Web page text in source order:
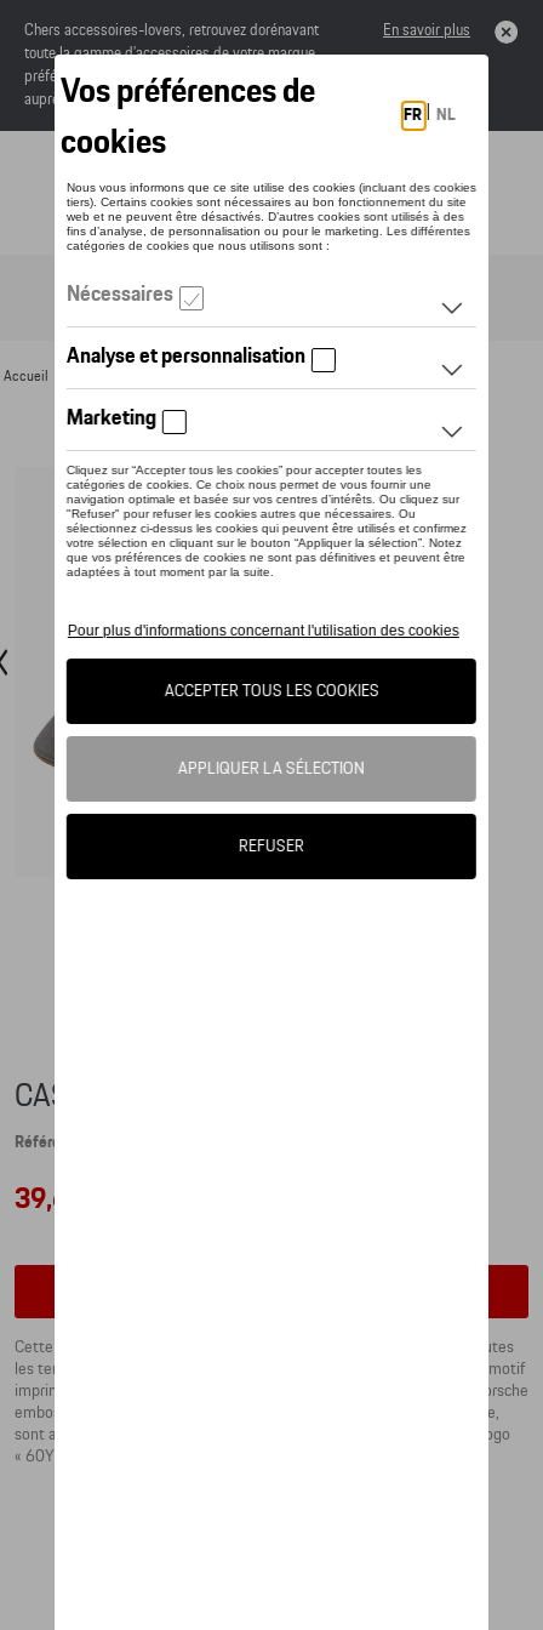
Chers accessoires-lovers, retrouvez dorénavant
toute la gamme d’accessoires de votre marque
préférée sous forme de catalogue à commander
auprès de votre concessionaire.
En savoir plus
Toggle navigation
Accueil > Détail
CASQUETTE – 60Y PORSCHE 911
Référence: WAP4100010R60Y
39,65 €
Cette casquette à 5 pans au design exclusif complète parfaitement toutes
les tenues décontractées. La visière finement travaillée est ornée d’un motif
imprimé inspiré de la sellerie de la Porsche 911. La boucle avec logo Porsche
embossé et la sangle de fermeture à motif à l’arrière, assortie à la visière,
sont autant de détails de design subtils. Une petite broche portant le logo
« 60Y 911 » est placée sur le côté inférieur gauche de la sangle.